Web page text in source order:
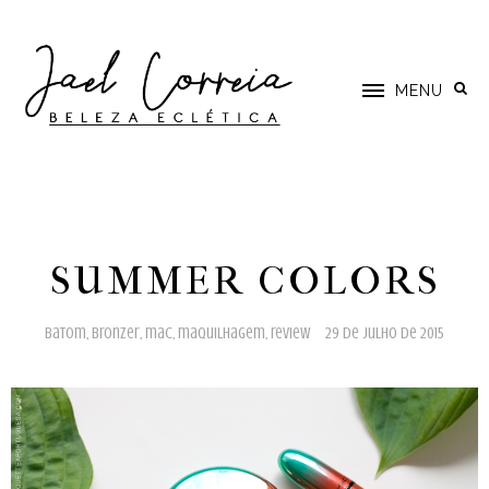
MENU
SUMMER COLORS
batom, bronzer, mac, maquilhagem, review 29 de julho de 2015